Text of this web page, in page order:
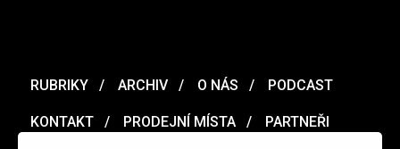
RUBRIKY ARCHIV O NÁS PODCAST
KONTAKT PRODEJNÍ MÍSTA PARTNEŘI